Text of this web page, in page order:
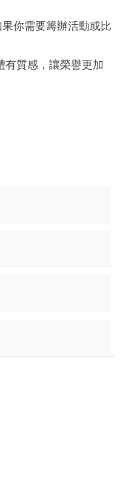
你需要籌辦活動或比
有質感，讓榮譽更加